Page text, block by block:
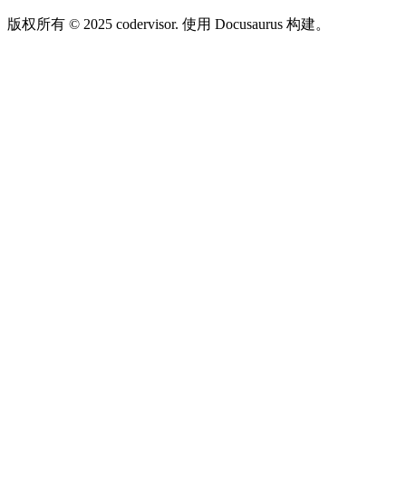
版权所有 © 2025 codervisor. 使用 Docusaurus 构建。